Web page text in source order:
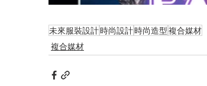
未來服裝設計時尚設計時尚造型複合媒材
複合媒材